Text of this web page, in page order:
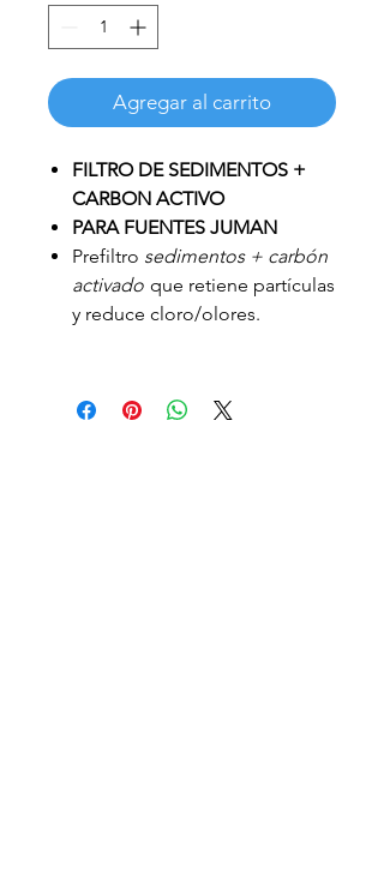
Agregar al carrito
FILTRO DE SEDIMENTOS +
CARBON ACTIVO
PARA FUENTES JUMAN
Prefiltro sedimentos + carbón
activado que retiene partículas
y reduce cloro/olores.